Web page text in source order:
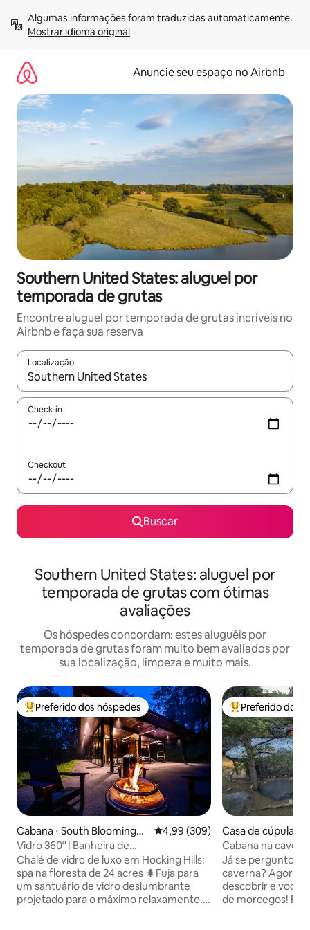
para
Mostrar idioma original
Anuncie seu espaço no Airbnb
Southern United States: aluguel por
temporada de grutas
Encontre aluguel por temporada de grutas incríveis no
Airbnb e faça sua reserva
Localização
Quando os resultados estiverem disponíveis, explore-os
Check-in
Checkout
Buscar
Southern United States: aluguel por
temporada de grutas com ótimas
avaliações
Os hóspedes concordam: estes aluguéis por
temporada de grutas foram muito bem avaliados por
sua localização, limpeza e muito mais.
Entre os melhores preferidos dos hóspedes
Preferido dos hóspedes
Cabana ⋅ South Bloomingvill
e
4,99 de uma avaliação média de
4,99 (309)
Vidro 360° | Banheira de
hidromassagem, sauna, mergulho frio |
Hocking
Chalé de vidro de luxo em Hocking Hills:
spa na floresta de 24 acres 🌲Fuja para
um santuário de vidro deslumbrante
projetado para o máximo relaxamento.
Entre os
Preferido dos
Casa de cúpula ⋅
Cabana na
hidromassagem,
nas montanhas
Já se perguntou
caverna? Agora é a sua chance de
descobrir e você
de morcegos! Entre em um refúgio